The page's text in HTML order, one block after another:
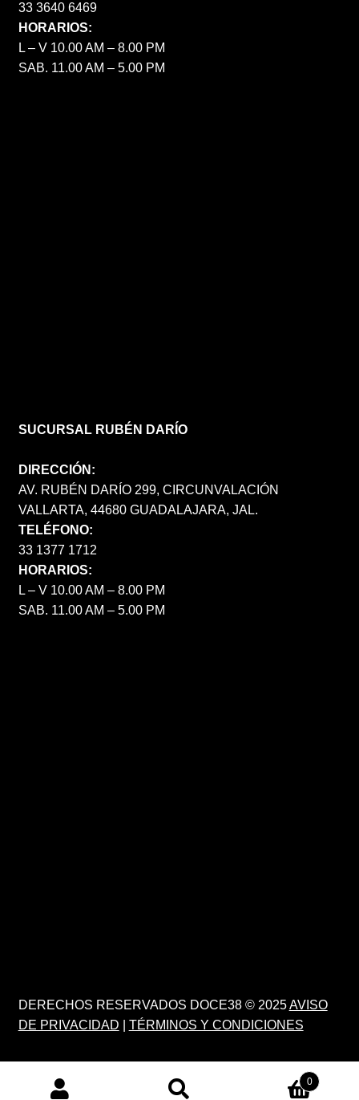
33 3640 6469
HORARIOS:
L – V 10.00 AM – 8.00 PM
SAB. 11.00 AM – 5.00 PM
SUCURSAL RUBÉN DARÍO
DIRECCIÓN:
AV. RUBÉN DARÍO 299, CIRCUNVALACIÓN
VALLARTA, 44680 GUADALAJARA, JAL.
TELÉFONO:
33 1377 1712
HORARIOS:
L – V 10.00 AM – 8.00 PM
SAB. 11.00 AM – 5.00 PM
DERECHOS RESERVADOS DOCE38 © 2025AVISO
DE PRIVACIDAD
TÉRMINOS Y CONDICIONES
0